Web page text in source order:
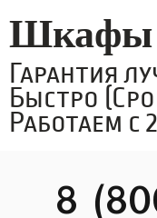
Шкафы
Гарантия
Быстро
Работаем с
8